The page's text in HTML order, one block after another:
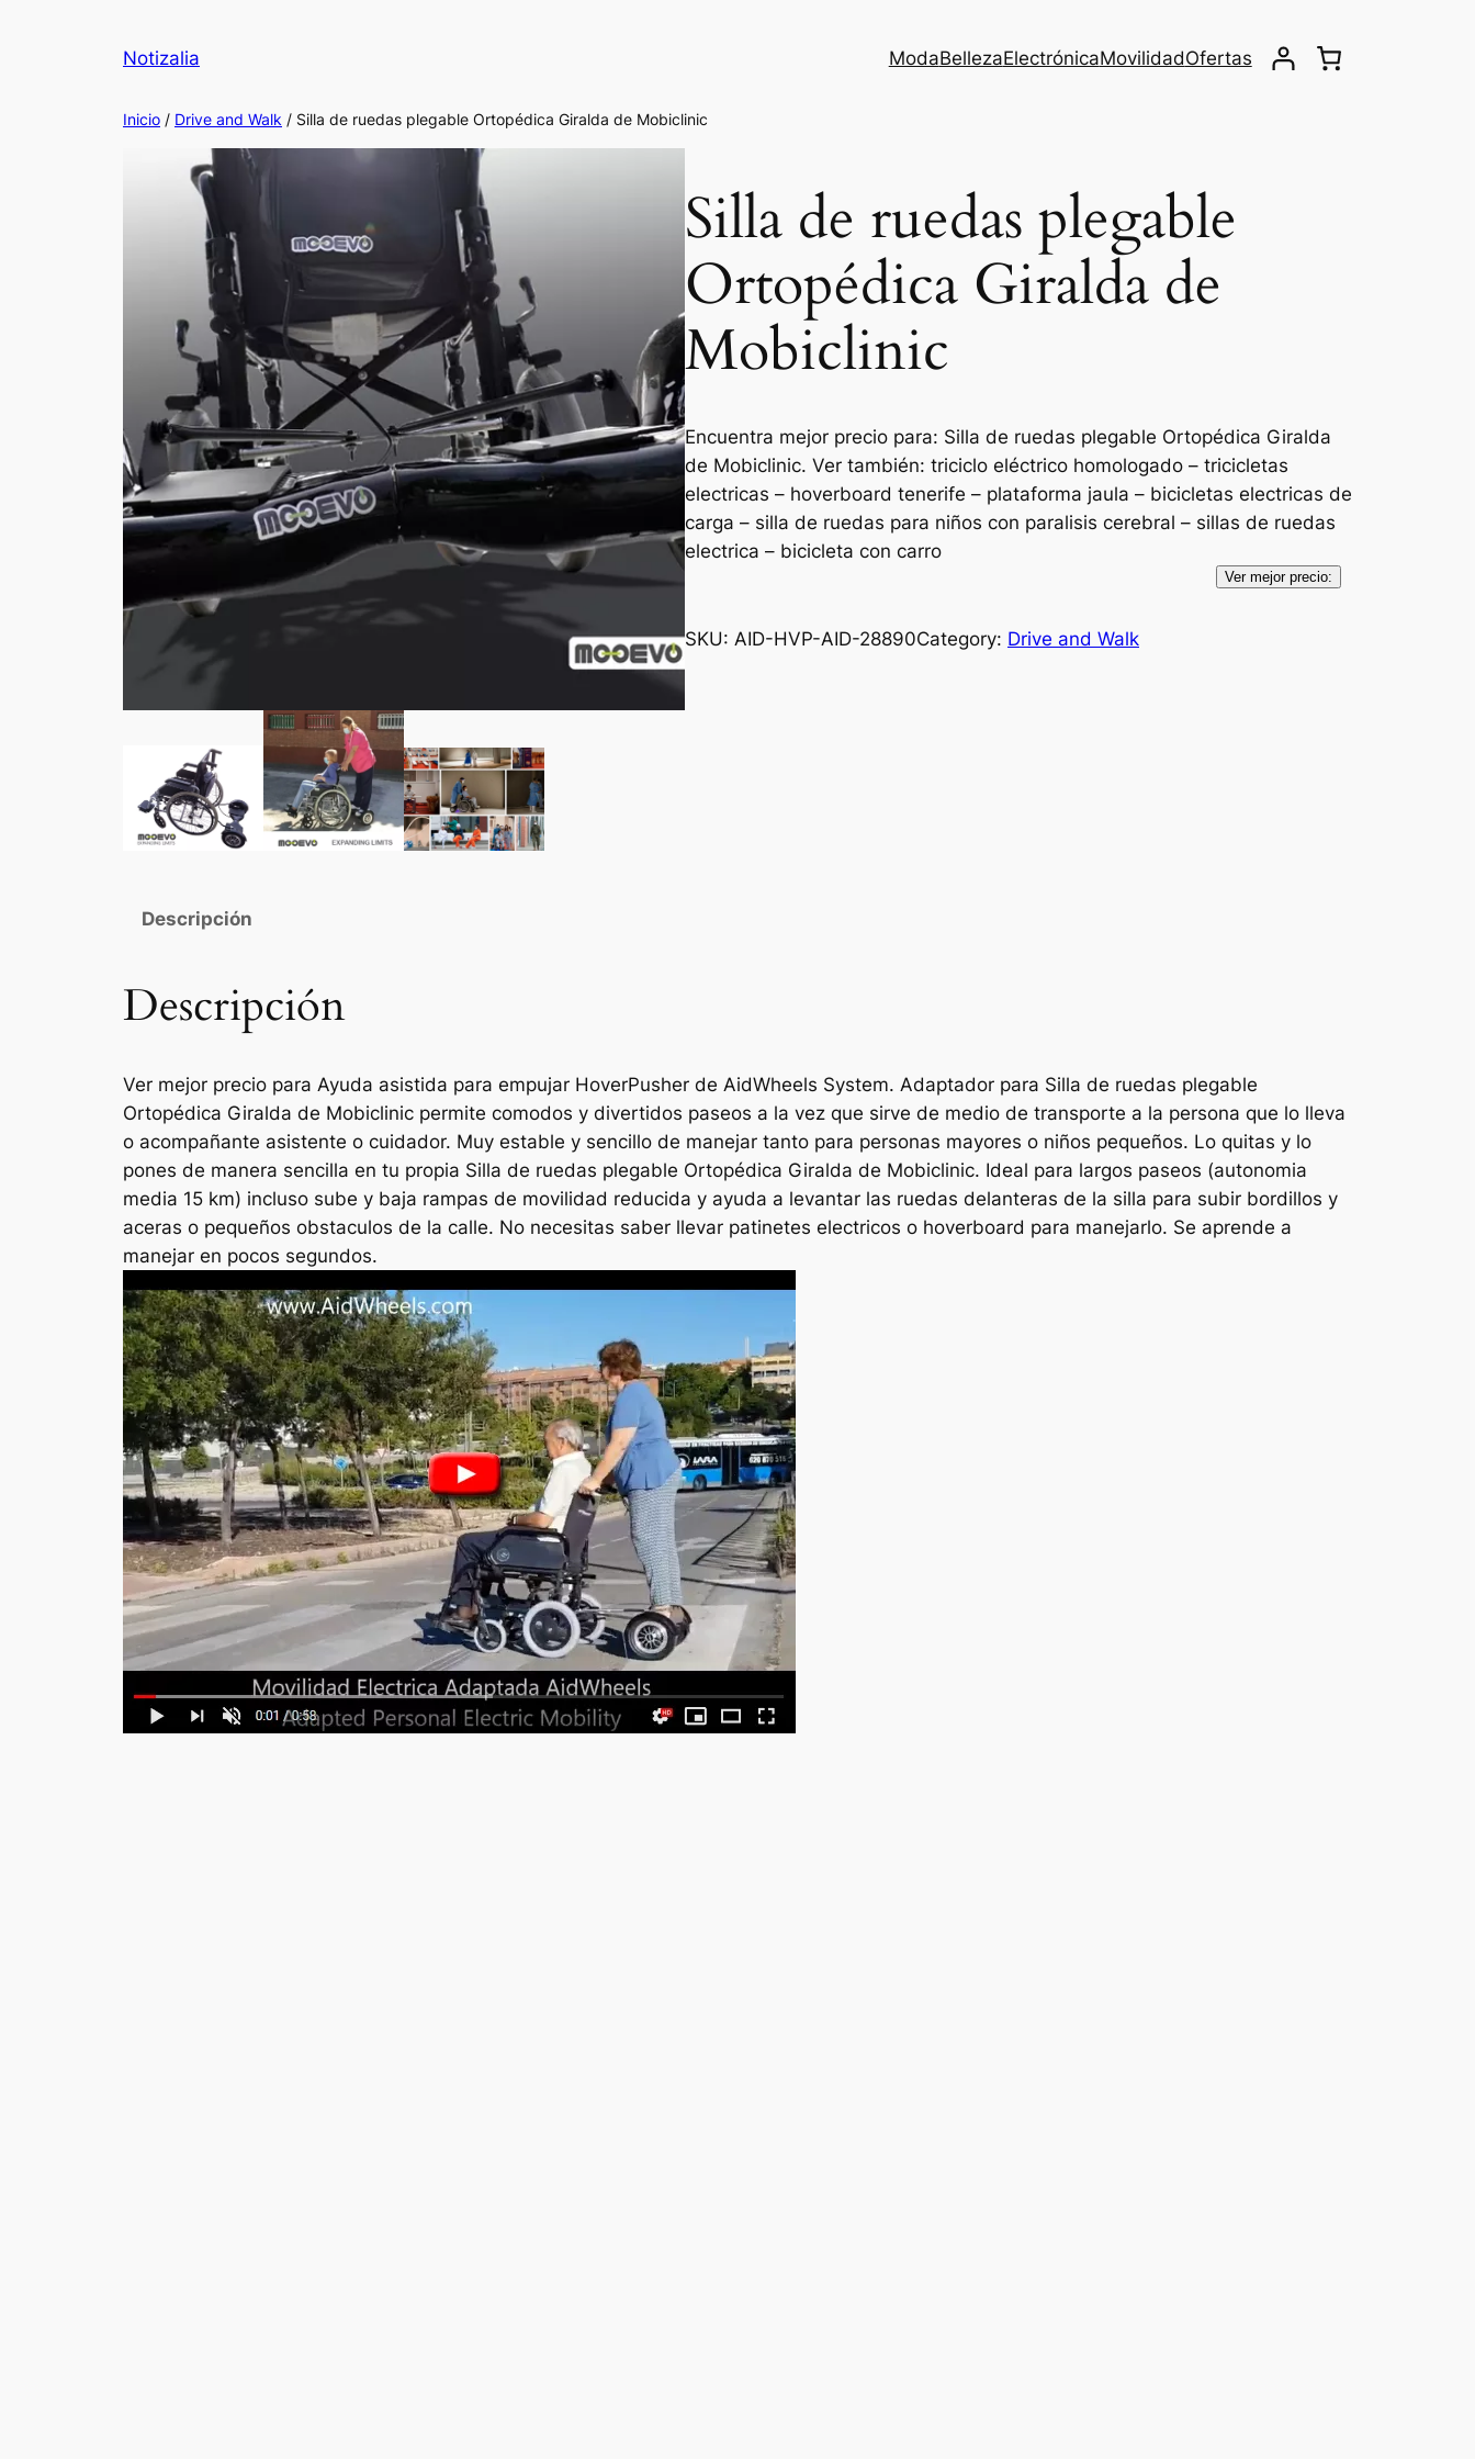
Notizalia ModaBellezaElectrónicaMovilidadOfertas
Inicio / Drive and Walk / Silla de ruedas plegable Ortopédica Giralda de Mobiclinic
Silla de ruedas plegable
Ortopédica Giralda de
Mobiclinic
Encuentra mejor precio para: Silla de ruedas plegable Ortopédica Giralda
de Mobiclinic. Ver también: triciclo eléctrico homologado – tricicletas
electricas – hoverboard tenerife – plataforma jaula – bicicletas electricas de
carga – silla de ruedas para niños con paralisis cerebral – sillas de ruedas
electrica – bicicleta con carro
Ver mejor precio:
SKU: AID-HVP-AID-28890Category: Drive and Walk
Descripción
Descripción
Ver mejor precio para Ayuda asistida para empujar HoverPusher de AidWheels System. Adaptador para Silla de ruedas plegable
Ortopédica Giralda de Mobiclinic permite comodos y divertidos paseos a la vez que sirve de medio de transporte a la persona que lo lleva
o acompañante asistente o cuidador. Muy estable y sencillo de manejar tanto para personas mayores o niños pequeños. Lo quitas y lo
pones de manera sencilla en tu propia Silla de ruedas plegable Ortopédica Giralda de Mobiclinic. Ideal para largos paseos (autonomia
media 15 km) incluso sube y baja rampas de movilidad reducida y ayuda a levantar las ruedas delanteras de la silla para subir bordillos y
aceras o pequeños obstaculos de la calle. No necesitas saber llevar patinetes electricos o hoverboard para manejarlo. Se aprende a
manejar en pocos segundos.